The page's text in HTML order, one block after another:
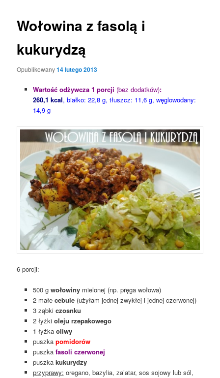
Wołowina z fasolą i
kukurydzą
Opublikowany14 lutego 2013
Wartość odżywcza 1 porcji (bez dodatków):
260,1 kcal, białko: 22,8 g, tłuszcz: 11,6 g, węglowodany:
14,9 g
6 porcji:
500 g wołowinymielonej (np. pręga wołowa)
2 małe cebule(użyłam jednej zwykłej i jednej czerwonej)
3 ząbki czosnku
2 łyżki oleju rzepakowego
1 łyżkaoliwy
puszka pomidorów
puszka fasoli czerwonej
puszka kukurydzy
przyprawy: oregano, bazylia, za’atar, sos sojowy lub sól,